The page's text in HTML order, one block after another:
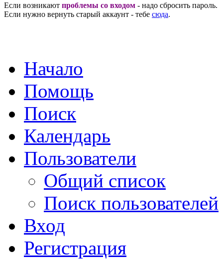
Если возникают проблемы со входом - надо сбросить пароль.
Если нужно вернуть старый аккаунт - тебе сюда.
Начало
Помощь
Поиск
Календарь
Пользователи
Общий список
Поиск пользователей
Вход
Регистрация